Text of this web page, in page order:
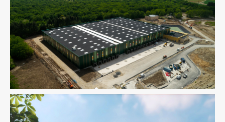
Environnement / ICPE Logistique